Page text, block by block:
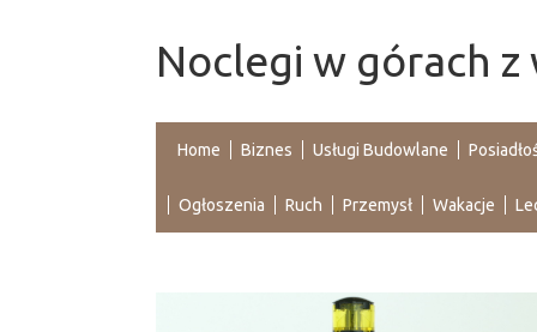
Noclegi w górach
Home Biznes Usługi Budowlane
Ogłoszenia Ruch Przemysł Wakacje